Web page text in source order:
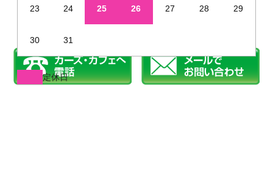
23 24 25 26 27 28 29
30 31
定休日